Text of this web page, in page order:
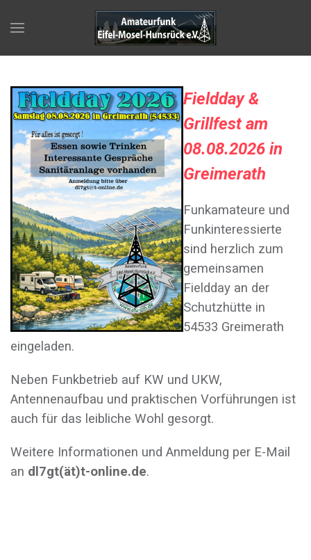
Fieldday &
Grillfest am
08.08.2026 in
Greimerath
Funkamateure und
Funkinteressierte
sind herzlich zum
gemeinsamen
Fieldday an der
Schutzhütte in
54533 Greimerath
eingeladen.
Neben Funkbetrieb auf KW und UKW,
Antennenaufbau und praktischen Vorführungen ist
auch für das leibliche Wohl gesorgt.
Weitere Informationen und Anmeldung per E-Mail
an dl7gt(ät)t-online.de.